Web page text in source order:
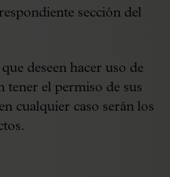
sección del
deseen hacer uso de
tener el permiso de sus
cualquier caso serán los